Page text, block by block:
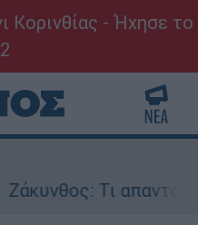
Κορινθίας - Ήχησε το
Τι απαντά η